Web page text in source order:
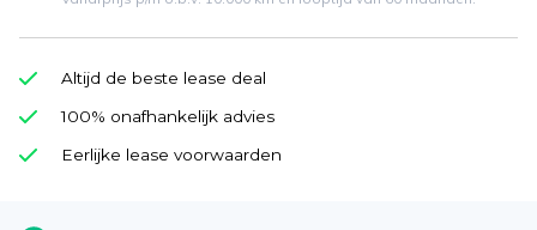
Altijd de beste lease deal
100% onafhankelijk advies
Eerlijke lease voorwaarden